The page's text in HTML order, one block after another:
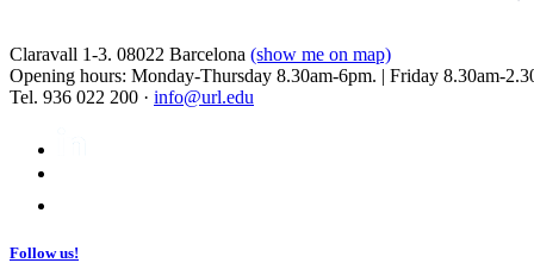
Claravall 1-3. 08022 Barcelona (show me on map)
Opening hours: Monday-Thursday 8.30am-6pm. | Friday 8.30am-
Tel. 936 022 200 · info@url.edu
Follow us!